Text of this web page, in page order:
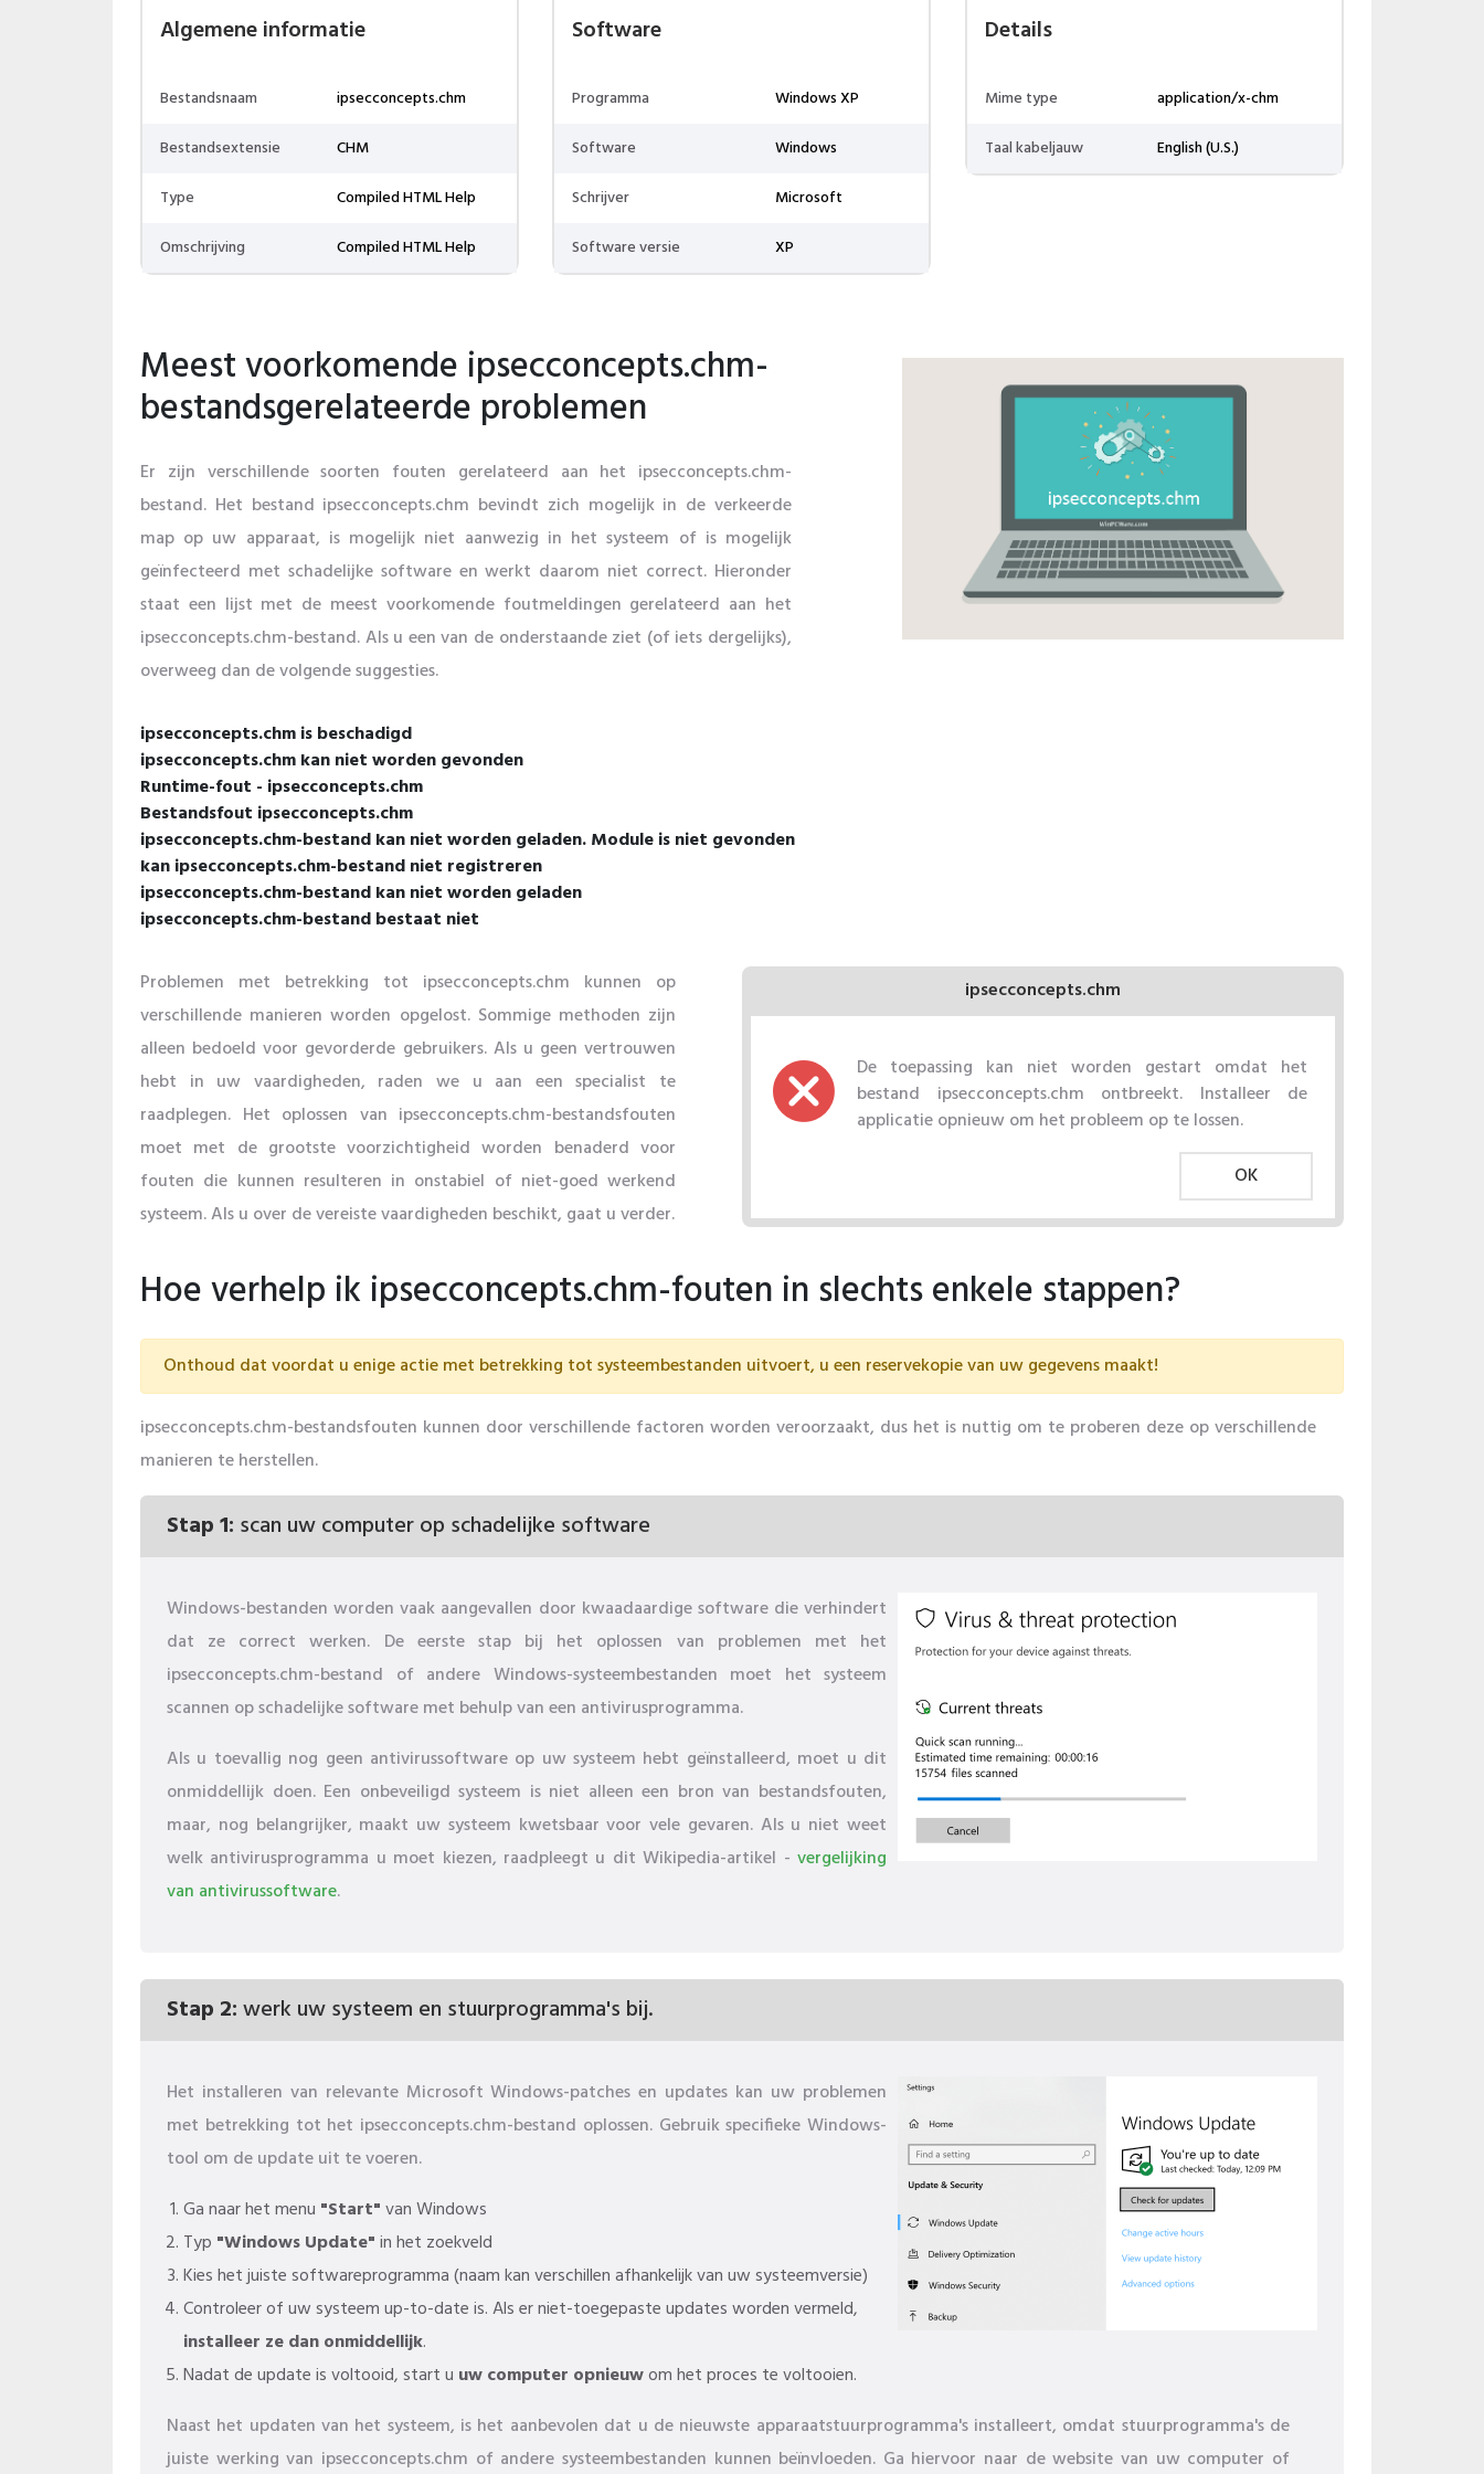
Algemene informatie
Bestandsnaam
ipsecconcepts.chm
Bestandsextensie
CHM
Type
Compiled HTML Help
Omschrijving
Compiled HTML Help
Software
Programma
Windows XP
Software
Windows
Schrijver
Microsoft
Software versie
XP
Details
Mime type
application/x-chm
Taal kabeljauw
English (U.S.)
Meest voorkomende ipsecconcepts.chm-
bestandsgerelateerde problemen
Er zijn verschillende soorten fouten gerelateerd aan het ipsecconcepts.chm-
bestand. Het bestand ipsecconcepts.chm bevindt zich mogelijk in de verkeerde
map op uw apparaat, is mogelijk niet aanwezig in het systeem of is mogelijk
geïnfecteerd met schadelijke software en werkt daarom niet correct. Hieronder
staat een lijst met de meest voorkomende foutmeldingen gerelateerd aan het
ipsecconcepts.chm-bestand. Als u een van de onderstaande ziet (of iets dergelijks),
overweeg dan de volgende suggesties.
ipsecconcepts.chm is beschadigd
ipsecconcepts.chm kan niet worden gevonden
Runtime-fout - ipsecconcepts.chm
Bestandsfout ipsecconcepts.chm
ipsecconcepts.chm-bestand kan niet worden geladen. Module is niet gevonden
kan ipsecconcepts.chm-bestand niet registreren
ipsecconcepts.chm-bestand kan niet worden geladen
ipsecconcepts.chm-bestand bestaat niet
ipsecconcepts.chm
De toepassing kan niet worden gestart omdat het
bestand ipsecconcepts.chm ontbreekt. Installeer de
applicatie opnieuw om het probleem op te lossen.
OK
Problemen met betrekking tot ipsecconcepts.chm kunnen op
verschillende manieren worden opgelost. Sommige methoden zijn
alleen bedoeld voor gevorderde gebruikers. Als u geen vertrouwen
hebt in uw vaardigheden, raden we u aan een specialist te
raadplegen. Het oplossen van ipsecconcepts.chm-bestandsfouten
moet met de grootste voorzichtigheid worden benaderd voor
fouten die kunnen resulteren in onstabiel of niet-goed werkend
systeem. Als u over de vereiste vaardigheden beschikt, gaat u verder.
Hoe verhelp ik ipsecconcepts.chm-fouten in slechts enkele stappen?
Onthoud dat voordat u enige actie met betrekking tot systeembestanden uitvoert, u een reservekopie van uw gegevens maakt!
ipsecconcepts.chm-bestandsfouten kunnen door verschillende factoren worden veroorzaakt, dus het is nuttig om te proberen deze op verschillende
manieren te herstellen.
Stap 1: scan uw computer op schadelijke software
Windows-bestanden worden vaak aangevallen door kwaadaardige software die verhindert
dat ze correct werken. De eerste stap bij het oplossen van problemen met het
ipsecconcepts.chm-bestand of andere Windows-systeembestanden moet het systeem
scannen op schadelijke software met behulp van een antivirusprogramma.
Als u toevallig nog geen antivirussoftware op uw systeem hebt geïnstalleerd, moet u dit
onmiddellijk doen. Een onbeveiligd systeem is niet alleen een bron van bestandsfouten,
maar, nog belangrijker, maakt uw systeem kwetsbaar voor vele gevaren. Als u niet weet
welk antivirusprogramma u moet kiezen, raadpleegt u dit Wikipedia-artikel - vergelijking
van antivirussoftware.
Stap 2:werk uw systeem en stuurprogramma's bij.
Het installeren van relevante Microsoft Windows-patches en updates kan uw problemen
met betrekking tot het ipsecconcepts.chm-bestand oplossen. Gebruik specifieke Windows-
tool om de update uit te voeren.
Ga naar het menu "Start"van Windows
Typ "Windows Update"in het zoekveld
Kies het juiste softwareprogramma (naam kan verschillen afhankelijk van uw systeemversie)
Controleer of uw systeem up-to-date is. Als er niet-toegepaste updates worden vermeld,
installeer ze dan onmiddellijk.
Nadat de update is voltooid, start u uw computer opnieuwom het proces te voltooien.
Naast het updaten van het systeem, is het aanbevolen dat u de nieuwste apparaatstuurprogramma's installeert, omdat stuurprogramma's de
juiste werking van ipsecconcepts.chm of andere systeembestanden kunnen beïnvloeden. Ga hiervoor naar de website van uw computer of